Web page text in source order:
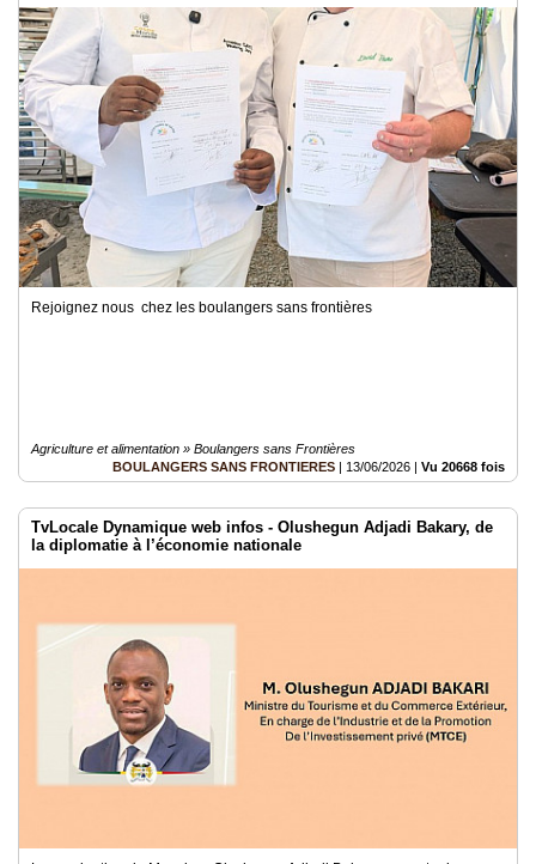
Rejoignez nous chez les boulangers sans frontières
Agriculture et alimentation » Boulangers sans Frontières
BOULANGERS SANS FRONTIERES | 13/06/2026 | Vu 20668 fois
TvLocale Dynamique web infos - Olushegun Adjadi Bakary, de
la diplomatie à l’économie nationale